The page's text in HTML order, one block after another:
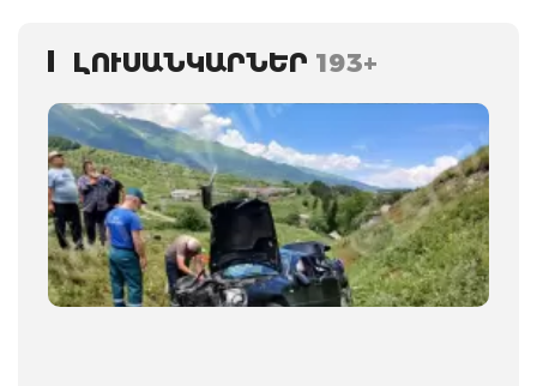
ԼՈՒՍԱՆԿԱՐՆԵՐ 193+